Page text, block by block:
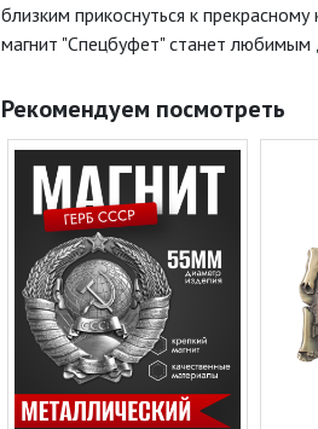
близким прикоснуться к
магнит "Спецбуфет" станет
Рекомендуем посмотреть